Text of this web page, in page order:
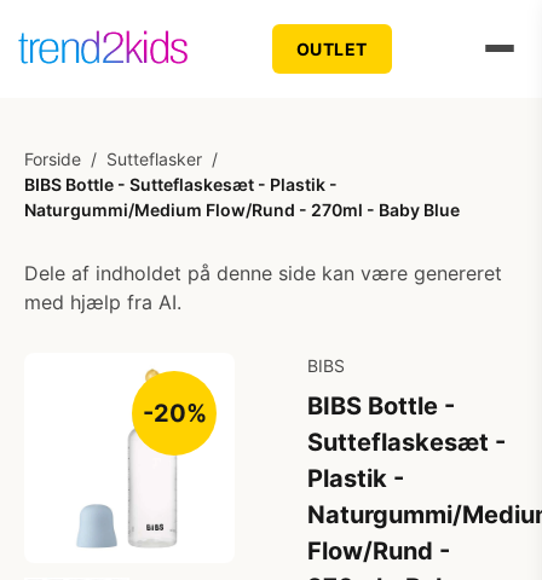
OUTLET
Forside / Sutteflasker /
BIBS Bottle - Sutteflaskesæt - Plastik -
Naturgummi/Medium Flow/Rund - 270ml - Baby Blue
Dele af indholdet på denne side kan være genereret
med hjælp fra AI.
-20%
BIBS
BIBS Bottle -
Sutteflaskesæt -
Plastik -
Naturgummi/
Flow/Rund -